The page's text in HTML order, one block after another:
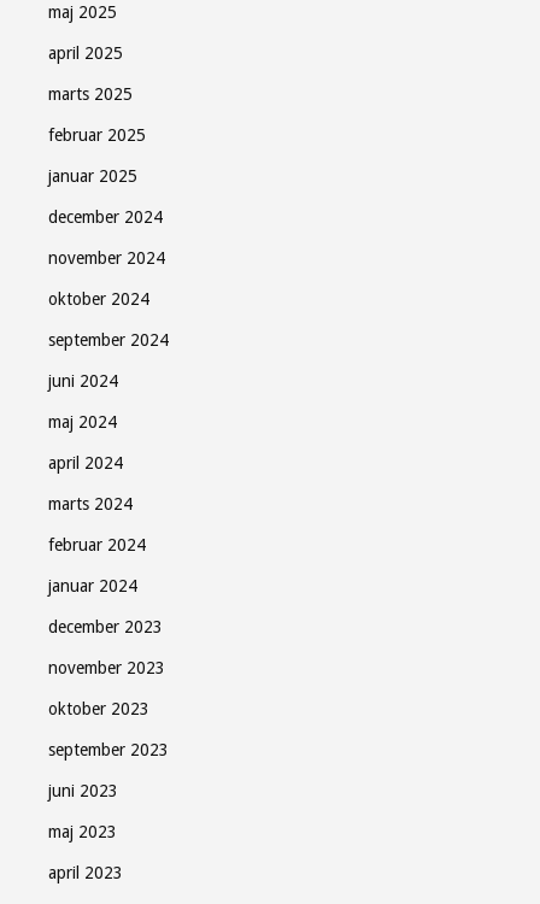
maj 2025
april 2025
marts 2025
februar 2025
januar 2025
december 2024
november 2024
oktober 2024
september 2024
juni 2024
maj 2024
april 2024
marts 2024
februar 2024
januar 2024
december 2023
november 2023
oktober 2023
september 2023
juni 2023
maj 2023
april 2023